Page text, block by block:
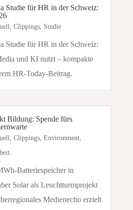
Studie für HR in der Schweiz:
Clippings, Studie
Studie für HR in der Schweiz:
und KI nutzt – kompakte
HR-Today-Beitrag.
Bildung: Spende fürs
Clippings, Environment,
Batteriespeicher in
Solar als Leuchtturmprojekt
Medienecho erzielt